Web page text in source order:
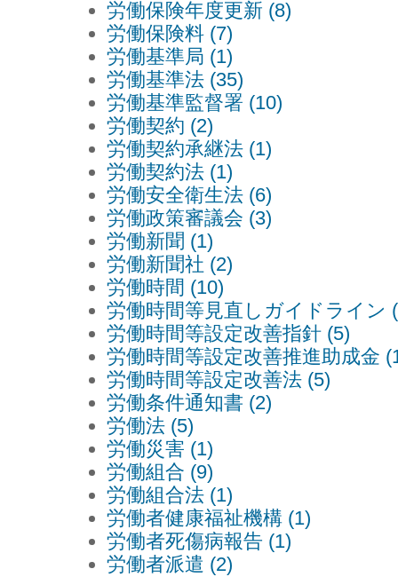
労働保険年度更新 (8)
労働保険料 (7)
労働基準局 (1)
労働基準法 (35)
労働基準監督署 (10)
労働契約 (2)
労働契約承継法 (1)
労働契約法 (1)
労働安全衛生法 (6)
労働政策審議会 (3)
労働新聞 (1)
労働新聞社 (2)
労働時間 (10)
労働時間等見直しガイドライン
労働時間等設定改善指針 (5)
労働時間等設定改善推進助成金
労働時間等設定改善法 (5)
労働条件通知書 (2)
労働法 (5)
労働災害 (1)
労働組合 (9)
労働組合法 (1)
労働者健康福祉機構 (1)
労働者死傷病報告 (1)
労働者派遣 (2)